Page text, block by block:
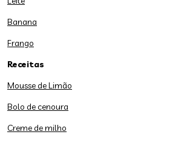
Banana
Frango
Receitas
Mousse de Limão
Bolo de cenoura
Creme de milho